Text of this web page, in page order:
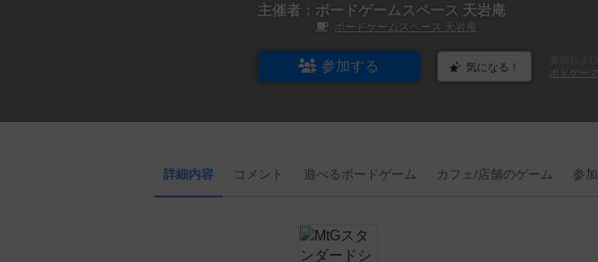
主催者： ボードゲームスペース 天岩庵
ボードゲームスペース 天岩庵
参加する 気になる！
ボドゲー
詳細内容 コメント 遊べるボードゲーム カフェ/店舗のゲーム 参